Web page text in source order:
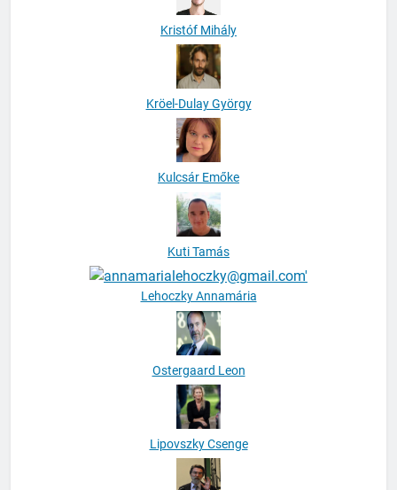
Kristóf Mihály
Kröel-Dulay György
Kulcsár Emőke
Kuti Tamás
Lehoczky Annamária
Ostergaard Leon
Lipovszky Csenge